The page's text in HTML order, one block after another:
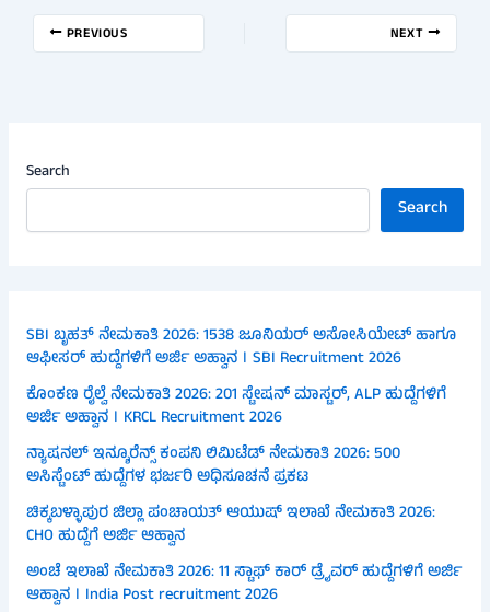
PREVIOUS NEXT
Search
Search
SBI ಬೃಹತ್ ನೇಮಕಾತಿ 2026: 1538 ಜೂನಿಯರ್ ಅಸೋಸಿಯೇಟ್ ಹಾಗೂ
ಆಫೀಸರ್ ಹುದ್ದೆಗಳಿಗೆ ಅರ್ಜಿ ಅಹ್ವಾನ । SBI Recruitment 2026
ಕೊಂಕಣ ರೈಲ್ವೆ ನೇಮಕಾತಿ 2026: 201 ಸ್ಟೇಷನ್ ಮಾಸ್ಟರ್, ALP ಹುದ್ದೆಗಳಿಗೆ
ಅರ್ಜಿ ಅಹ್ವಾನ । KRCL Recruitment 2026
ನ್ಯಾಷನಲ್ ಇನ್ಶೂರೆನ್ಸ್ ಕಂಪನಿ ಲಿಮಿಟೆಡ್ ನೇಮಕಾತಿ 2026: 500
ಅಸಿಸ್ಟೆಂಟ್ ಹುದ್ದೆಗಳ ಭರ್ಜರಿ ಅಧಿಸೂಚನೆ ಪ್ರಕಟ
ಚಿಕ್ಕಬಳ್ಳಾಪುರ ಜಿಲ್ಲಾ ಪಂಚಾಯತ್ ಆಯುಷ್ ಇಲಾಖೆ ನೇಮಕಾತಿ 2026:
CHO ಹುದ್ದೆಗೆ ಅರ್ಜಿ ಆಹ್ವಾನ
ಅಂಚೆ ಇಲಾಖೆ ನೇಮಕಾತಿ 2026: 11 ಸ್ಟಾಫ್ ಕಾರ್ ಡ್ರೈವರ್ ಹುದ್ದೆಗಳಿಗೆ ಅರ್ಜಿ
ಆಹ್ವಾನ । India Post recruitment 2026